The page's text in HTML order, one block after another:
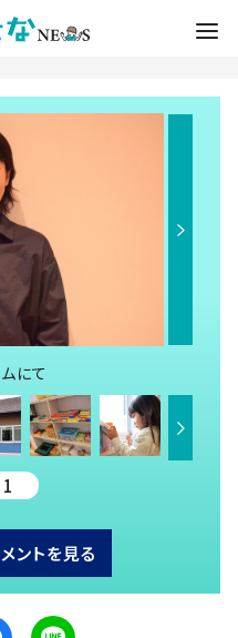
にて
ントを見る